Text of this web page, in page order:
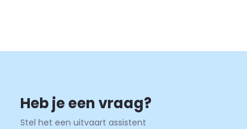
Heb je een vraag?
Stel het een uitvaart assistent